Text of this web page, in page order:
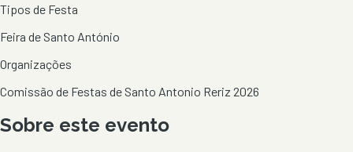
Tipos de Festa
Feira de Santo António
Organizações
Comissão de Festas de Santo Antonio Reriz 2026
Sobre este evento